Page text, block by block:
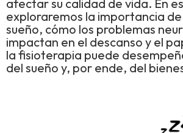
afectar su calidad de vida. En
exploraremos la importancia
sueño, cómo los problemas
impactan en el descanso y el
la fisioterapia puede
del sueño y, por ende, del